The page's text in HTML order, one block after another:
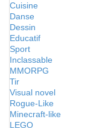
Cuisine
Danse
Dessin
Educatif
Sport
Inclassable
MMORPG
Tir
Visual novel
Rogue-Like
Minecraft-like
LEGO